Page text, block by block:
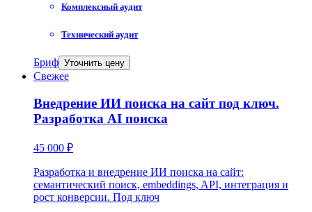
Комплексный аудит
Технический аудит
Бриф Уточнить цену
Свежее
Внедрение ИИ поиска на сайт под ключ.
Разработка AI поиска
45 000 ₽
Разработка и внедрение ИИ поиска на сайт:
семантический поиск, embeddings, API, интеграция и
рост конверсии. Под ключ